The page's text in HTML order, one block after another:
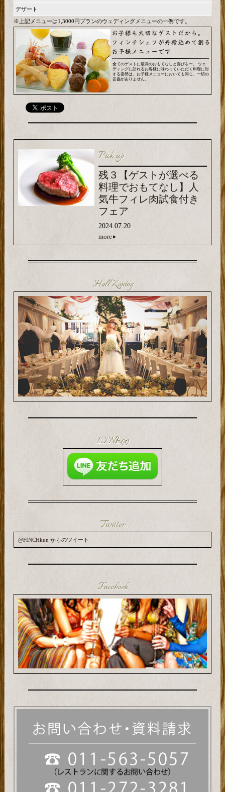
デザート
※上記メニューは1,3000円プランのウェディングメニューの一例です。
全てのゲストに最高のおもてなしと喜びをー。 ウェ
ディングに訪れるお客様に味わっていただく料理に対
する姿勢は、お子様メニューにおいても同じ。一切の
妥協がありません。
Pick up
残３【ゲストが選べる
料理でおもてなし】人
気牛フィレ肉試食付き
フェア
2024.07.20
more
Hall Zoning
LINE@
Twitter
@FINCHkun からのツイート
Facebook